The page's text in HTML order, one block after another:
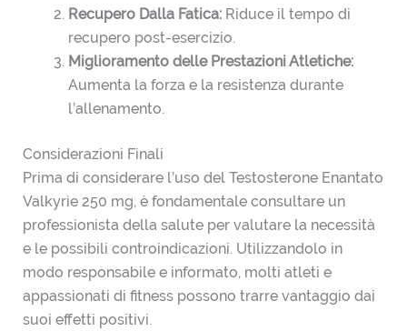
Recupero Dalla Fatica:Riduce il tempo di
recupero post-esercizio.
Miglioramento delle Prestazioni Atletiche:
Aumenta la forza e la resistenza durante
l’allenamento.
Considerazioni Finali
Prima di considerare l’uso del Testosterone Enantato
Valkyrie 250 mg, è fondamentale consultare un
professionista della salute per valutare la necessità
e le possibili controindicazioni. Utilizzandolo in
modo responsabile e informato, molti atleti e
appassionati di fitness possono trarre vantaggio dai
suoi effetti positivi.